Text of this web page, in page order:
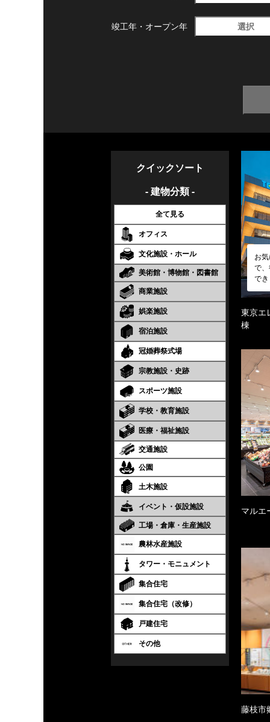
竣工年・ オープン年 選択
クイックソート
- 建物分類 -
全て見る
オフィス
文化施設・ホール
美術館・博物館・図書館
商業施設
娯楽施設
宿泊施設
冠婚葬祭式場
宗教施設・史跡
スポーツ施設
学校・教育施設
医療・福祉施設
交通施設
公園
土木施設
イベント・仮設施設
工場・倉庫・生産施設
農林水産施設
タワー・モニュメント
集合住宅
集合住宅（改修）
戸建住宅
その他
お
で
で
東京エ
棟
マルエ
藤枝市